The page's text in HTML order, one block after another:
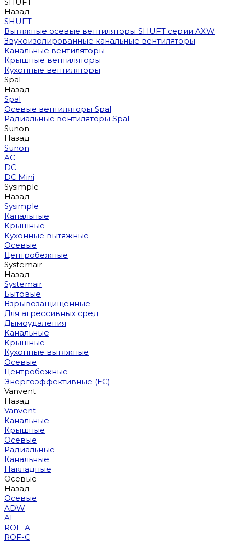
Назад
SHUFT
Вытяжные осевые вентиляторы SHUFT серии AXW
Звукоизолированные канальные вентиляторы
Канальные вентиляторы
Крышные вентиляторы
Кухонные вентиляторы
Spal
Назад
Spal
Осевые вентиляторы Spal
Радиальные вентиляторы Spal
Sunon
Назад
Sunon
AC
DC
DC Mini
Sysimple
Назад
Sysimple
Канальные
Крышные
Кухонные вытяжные
Осевые
Центробежные
Systemair
Назад
Systemair
Бытовые
Взрывозащищенные
Для агрессивных сред
Дымоудаления
Канальные
Крышные
Кухонные вытяжные
Осевые
Центробежные
Энергоэффективные (EC)
Vanvent
Назад
Vanvent
Канальные
Крышные
Осевые
Радиальные
Канальные
Накладные
Осевые
Назад
Осевые
ADW
AF
ROF-A
ROF-C